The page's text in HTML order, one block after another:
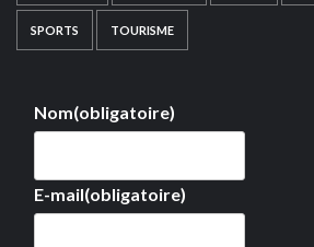
SPORTS TOURISME
Nom(obligatoire)
E-mail(obligatoire)